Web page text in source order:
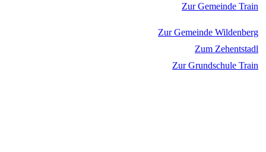
Zur Gemeinde Train
Zur Gemeinde Wildenberg
Zum Zehentstadl
Zur Grundschule Train